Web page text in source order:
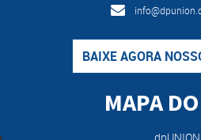
BAIXE AGORA
MAPA